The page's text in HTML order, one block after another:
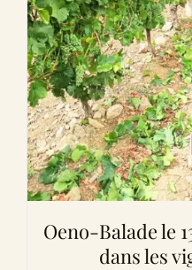
Oeno-Balade le
dans les